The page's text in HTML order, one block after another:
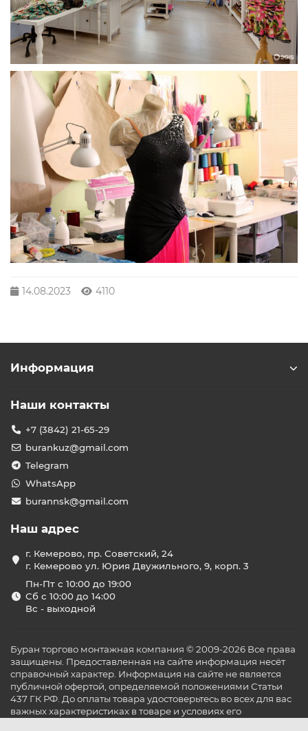
14.08.2023 4110
Информация
Наши контакты
+7 (3842) 21-65-29
burankuz@gmail.com
Telegram
WhatsApp
burannsk@gmail.com
Наш адрес
г. Кемерово, пр. Советский, 24
г. Кемерово ул. Юрия Двужильного, 9, корп. 3
Пн-Пт с 10:00 до 19:00
Сб с 10:00 до 14:00
Вс - выходной
Буран торгово монтажная компания © 2009-2026 Все права
защищены. Предоставленная на сайте информация несёт
справочный характер. Информация на сайте не является
публичной офертой, определяемой положениями Статьи
437 ГК РФ. До оплаты товара удостоверьтесь во всех для вас
важных характеристиках в товаре и условиях его